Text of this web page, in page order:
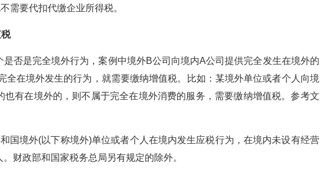
需要代扣代缴企业所得税。
是完全境外行为，案例中境外B公司向境内A公司提供完全发生在境外的
全在境外发生的行为，就需要缴纳增值税。比如：某境外单位或者个人向境
也有在境外的，则不属于完全在境外消费的服务，需要缴纳增值税。参考文
境外(以下称境外)单位或者个人在境内发生应税行为，在境内未设有经营
财政部和国家税务总局另有规定的除外。